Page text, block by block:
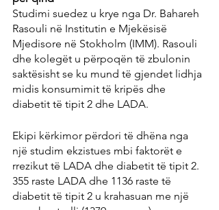
Studimi suedez u krye nga Dr. Bahareh
Rasouli në Institutin e Mjekësisë
Mjedisore në Stokholm (IMM). Rasouli
dhe kolegët u përpoqën të zbulonin
saktësisht se ku mund të gjendet lidhja
midis konsumimit të kripës dhe
diabetit të tipit 2 dhe LADA.
Ekipi kërkimor përdori të dhëna nga
një studim ekzistues mbi faktorët e
rrezikut të LADA dhe diabetit të tipit 2.
355 raste LADA dhe 1136 raste të
diabetit të tipit 2 u krahasuan me një